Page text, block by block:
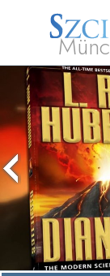
L. Ron Hubbard Mi a